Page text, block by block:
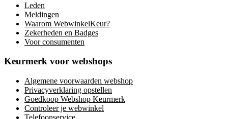
Leden
Meldingen
Waarom WebwinkelKeur?
Zekerheden en Badges
Voor consumenten
Keurmerk voor webshops
Algemene voorwaarden webshop
Privacyverklaring opstellen
Goedkoop Webshop Keurmerk
Controleer je webwinkel